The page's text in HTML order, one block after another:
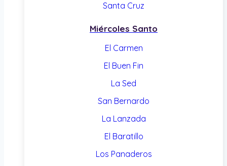
Santa Cruz
Miércoles Santo
El Carmen
El Buen Fin
La Sed
San Bernardo
La Lanzada
El Baratillo
Los Panaderos